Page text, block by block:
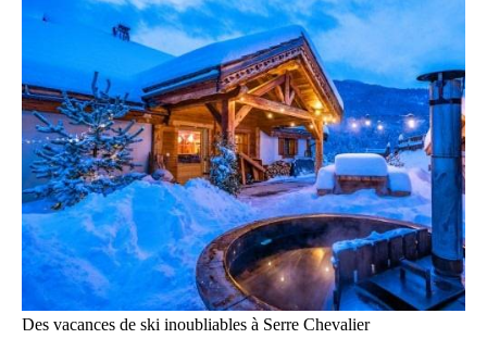
Des vacances de ski inoubliables à Serre Chevalier